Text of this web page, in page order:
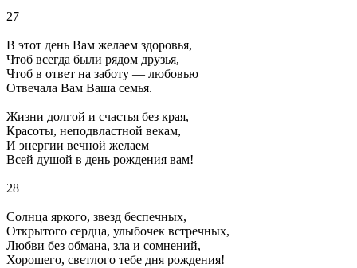
27
В этот день Вам желаем здоровья,
Чтоб всегда были рядом друзья,
Чтоб в ответ на заботу — любовью
Отвечала Вам Ваша семья.
Жизни долгой и счастья без края,
Красоты, неподвластной векам,
И энергии вечной желаем
Всей душой в день рождения вам!
28
Солнца яркого, звезд беспечных,
Открытого сердца, улыбочек встречных,
Любви без обмана, зла и сомнений,
Хорошего, светлого тебе дня рождения!